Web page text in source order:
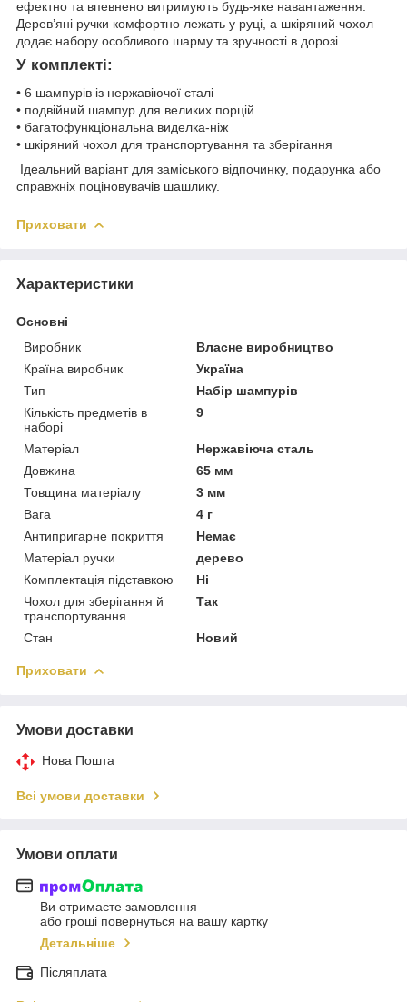
ефектно та впевнено витримують будь-яке навантаження.
Дерев’яні ручки комфортно лежать у руці, а шкіряний чохол
додає набору особливого шарму та зручності в дорозі.
У комплекті:
• 6 шампурів із нержавіючої сталі
• подвійний шампур для великих порцій
• багатофункціональна виделка-ніж
• шкіряний чохол для транспортування та зберігання
Ідеальний варіант для заміського відпочинку, подарунка або
справжніх поціновувачів шашлику.
Приховати
Характеристики
Основні
Виробник
Власне виробництво
Країна виробник
Україна
Тип
Набір шампурів
Кількість предметів в
наборі
9
Матеріал
Нержавіюча сталь
Довжина
65 мм
Товщина матеріалу
3 мм
Вага
4 г
Антипригарне покриття
Немає
Матеріал ручки
дерево
Комплектація підставкою
Ні
Чохол для зберігання й
транспортування
Так
Стан Новий
Приховати
Умови доставки
Нова Пошта
Всі умови доставки
Умови оплати
Ви отримаєте замовлення
або гроші повернуться на вашу картку
Детальніше
Післяплата